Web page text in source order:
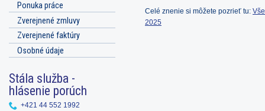
Celé znenie si môžete pozrieť tu:
2025
Ponuka práce
Zverejnené zmluvy
Zverejnené faktúry
Osobné údaje
Stála služba -
hlásenie porúch
+421 44 552 1992